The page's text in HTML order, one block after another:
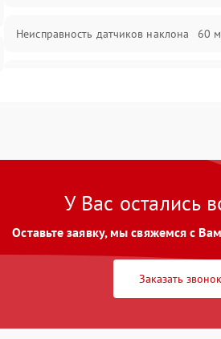
Неисправность датчиков наклона 60
Проблемы с подключением к
приложению
Неисправность индикаторов 60
У Вас остались
Оставьте заявку, мы свяжемся с
Заказать звонок